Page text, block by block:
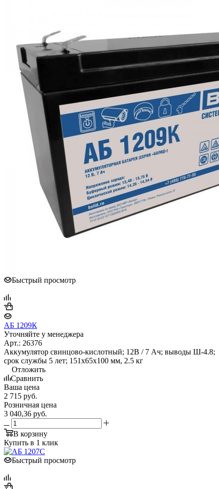
Быстрый просмотр
АБ 1209К
Уточняйте у менеджера
Арт.: 26376
Аккумулятор свинцово-кислотный; 12В / 7 Ач; выводы Ш-4.8;
срок службы 5 лет; 151х65х100 мм, 2.5 кг
Отложить
Сравнить
Ваша цена
2 715 руб.
Розничная цена
3 040,36 руб.
В корзину
Купить в 1 клик
Быстрый просмотр